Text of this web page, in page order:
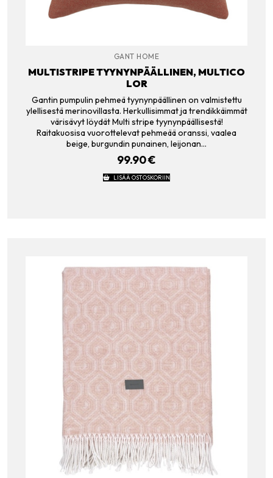
GANT HOME
MULTISTRIPE TYYNYNPÄÄLLINEN, MULTICO
LOR
Gantin pumpulin pehmeä tyynynpäällinen on valmistettu
ylellisestä merinovillasta. Herkullisimmat ja trendikkäimmät
värisävyt löydät Multi stripe tyynynpäällisestä!
Raitakuosisa vuorottelevat pehmeää oranssi, vaalea
beige, burgundin punainen, leijonan…
99.90€
LISÄÄ OSTOSKORIIN